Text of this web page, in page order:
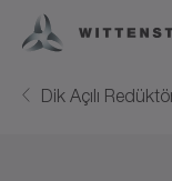
Dik Açılı